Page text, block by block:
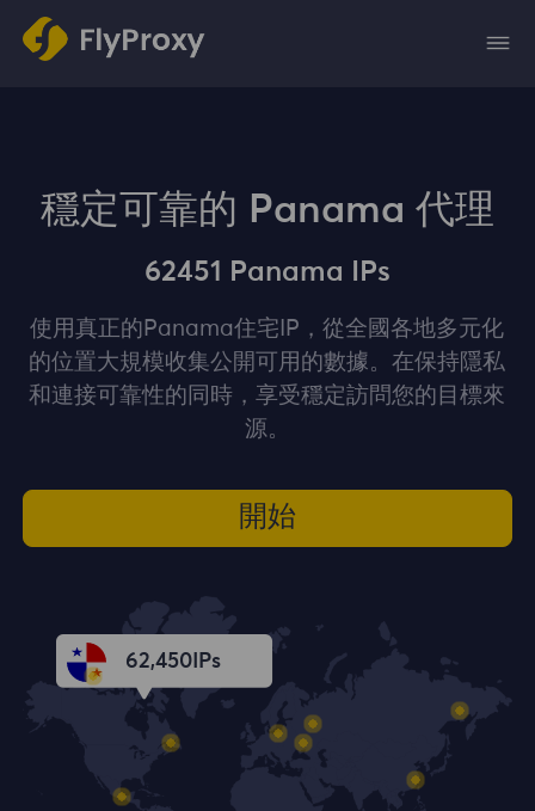
穩定可靠的 Panama 代理
62451 Panama IPs
使用真正的Panama住宅IP，從全國各地多元化
的位置大規模收集公開可用的數據。在保持隱私
和連接可靠性的同時，享受穩定訪問您的目標來
源。
開始
62,451IPs